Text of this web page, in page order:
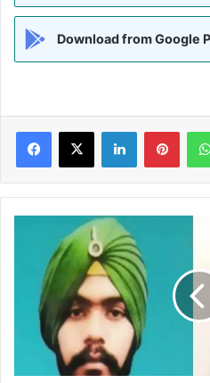
Download from Google
Facebook
X LinkedIn
में